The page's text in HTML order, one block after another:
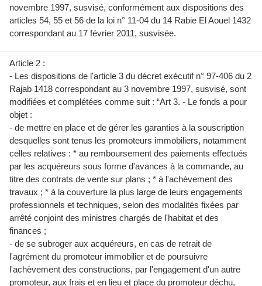
novembre 1997, susvisé, conformément aux dispositions des
articles 54, 55 et 56 de la loi n° 11-04 du 14 Rabie El Aouel 1432
correspondant au 17 février 2011, susvisée.
Article 2 :
- Les dispositions de l'article 3 du décret exécutif n° 97-406 du 2
Rajab 1418 correspondant au 3 novembre 1997, susvisé, sont
modifiées et complétées comme suit : “Art 3. - Le fonds a pour
objet :
- de mettre en place et de gérer les garanties à la souscription
desquelles sont tenus les promoteurs immobiliers, notamment
celles relatives : * au remboursement des paiements effectués
par les acquéreurs sous forme d'avances à la commande, au
titre des contrats de vente sur plans ; * à l'achèvement des
travaux ; * à la couverture la plus large de leurs engagements
professionnels et techniques, selon des modalités fixées par
arrêté conjoint des ministres chargés de l'habitat et des
finances ;
- de se subroger aux acquéreurs, en cas de retrait de
l'agrément du promoteur immobilier et de poursuivre
l'achèvement des constructions, par l'engagement d'un autre
promoteur, aux frais et en lieu et place du promoteur déchu,